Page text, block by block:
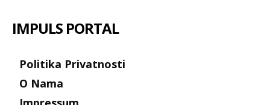
IMPULS PORTAL
Politika Privatnosti
O Nama